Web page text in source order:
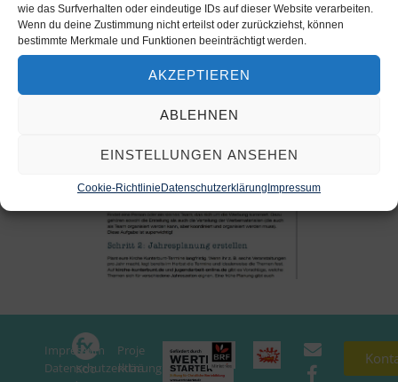
wie das Surfverhalten oder eindeutige IDs auf dieser Website verarbeiten.
Wenn du deine Zustimmung nicht erteilst oder zurückziehst, können
bestimmte Merkmale und Funktionen beeinträchtigt werden.
AKZEPTIEREN
ABLEHNEN
EINSTELLUNGEN ANSEHEN
Cookie-Richtlinie Datenschutzerklärung Impressum
Impressum
Datenschutzerklärung
In
Koo
Proje
ktträ